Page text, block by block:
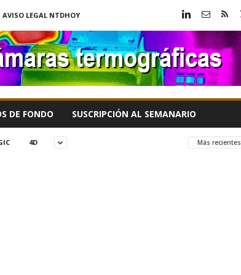
AVISO LEGAL NTDHOY
DE FONDO SUSCRIPCIÓN AL SEMANARIO
4D Más recientes